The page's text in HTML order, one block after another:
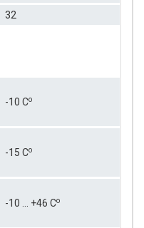
32
-10 Cо
-15 Cо
-10 ... +46 Cо